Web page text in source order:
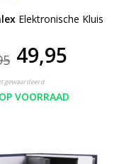
Elektronische Kluis
49,95
gewaardeerd
OP VOORRAAD